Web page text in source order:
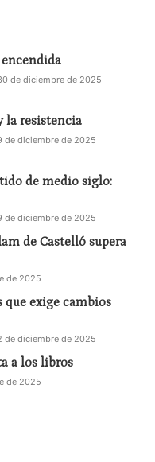
de diciembre de 2025
la resistencia
de diciembre de 2025
de medio siglo:
de diciembre de 2025
de Castelló supera
de 2025
que exige cambios
de diciembre de 2025
a los libros
de 2025